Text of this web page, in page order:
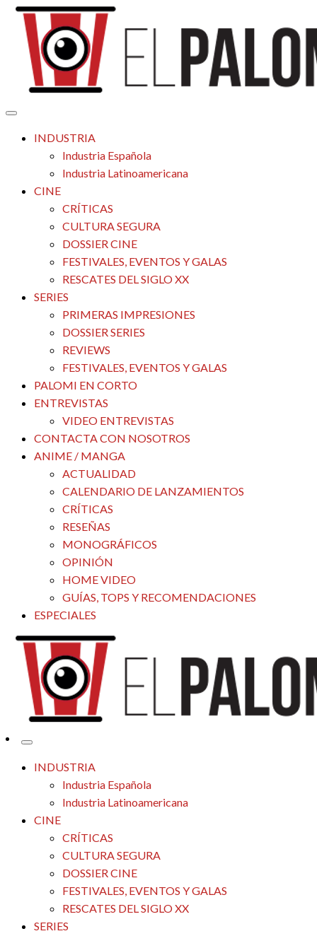
Saltar
contenido
El Palomitrón
Tu espacio de la industria de cine española y latinoamericana
INDUSTRIA
Industria Española
Industria Latinoamericana
CINE
CRÍTICAS
CULTURA SEGURA
DOSSIER CINE
FESTIVALES, EVENTOS Y GALAS
RESCATES DEL SIGLO XX
SERIES
PRIMERAS IMPRESIONES
DOSSIER SERIES
REVIEWS
FESTIVALES, EVENTOS Y GALAS
PALOMI EN CORTO
ENTREVISTAS
VIDEO ENTREVISTAS
CONTACTA CON NOSOTROS
ANIME / MANGA
ACTUALIDAD
CALENDARIO DE LANZAMIENTOS
CRÍTICAS
RESEÑAS
MONOGRÁFICOS
OPINIÓN
HOME VIDEO
GUÍAS, TOPS Y RECOMENDACIONES
ESPECIALES
El Palomitrón
Tu espacio de la industria de cine española y latinoamericana
INDUSTRIA
Industria Española
Industria Latinoamericana
CINE
CRÍTICAS
CULTURA SEGURA
DOSSIER CINE
FESTIVALES, EVENTOS Y GALAS
RESCATES DEL SIGLO XX
SERIES